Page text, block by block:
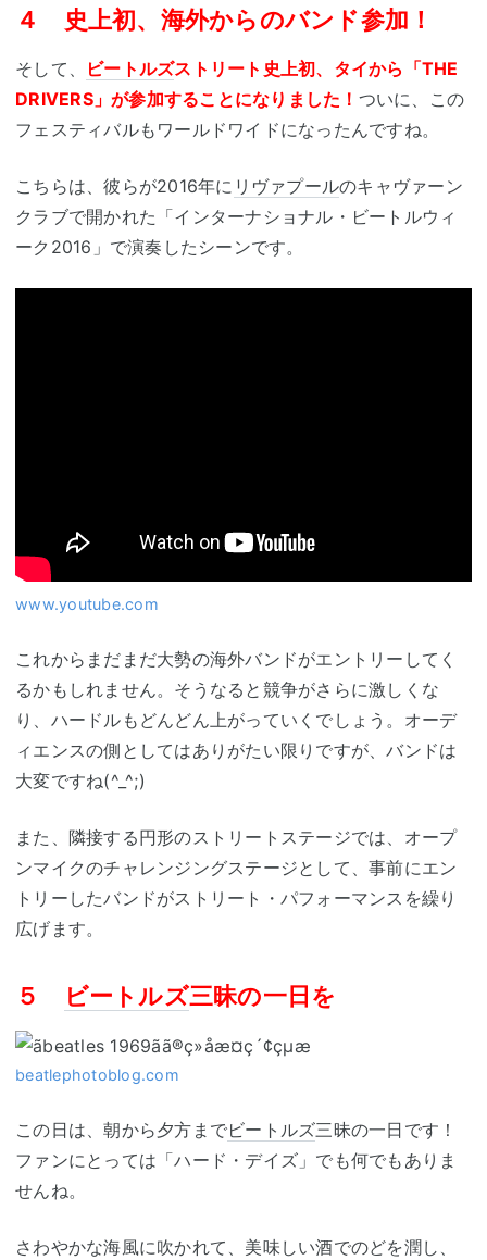
４ 史上初、海外からのバンド参加！
そして、 ビートルズストリート史上初、タイから「THE
DRIVERS」が参加することになりました！ ついに、この
フェスティバルもワールドワイドになったんですね。
こちらは、彼らが2016年に リヴァプールのキャヴァーン
クラブで開かれた「インターナショナル・ビートルウィ
ーク2016」で演奏したシーンです。
www.youtube.com
これからまだまだ大勢の海外バンドがエントリーしてく
るかもしれません。そうなると競争がさらに激しくな
り、ハードルもどんどん上がっていくでしょう。オーデ
ィエンスの側としてはありがたい限りですが、バンドは
大変ですね(^_^;)
また、隣接する円形のストリートステージでは、オープ
ンマイクのチャレンジングステージとして、事前にエン
トリーしたバンドがストリート・パフォーマンスを繰り
広げます。
５ ビートルズ三昧の一日を
beatlephotoblog.com
この日は、朝から夕方までビートルズ三昧の一日です！
ファンにとっては「ハード・デイズ」でも何でもありま
せんね。
さわやかな海風に吹かれて、美味しい酒でのどを潤し、